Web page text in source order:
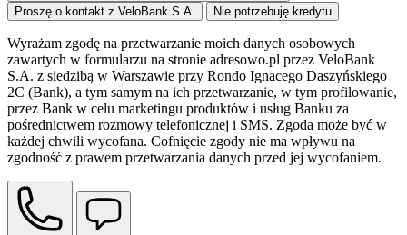
Proszę o kontakt z VeloBank S.A.
Nie potrzebuję kredytu
Wyrażam zgodę na przetwarzanie moich danych osobowych
zawartych w formularzu na stronie adresowo.pl przez VeloBank
S.A. z siedzibą w Warszawie przy Rondo Ignacego Daszyńskiego
2C (Bank), a tym samym na ich przetwarzanie, w tym profilowanie,
przez Bank w celu marketingu produktów i usług Banku za
pośrednictwem rozmowy telefonicznej i SMS. Zgoda może być w
każdej chwili wycofana. Cofnięcie zgody nie ma wpływu na
zgodność z prawem przetwarzania danych przed jej wycofaniem.